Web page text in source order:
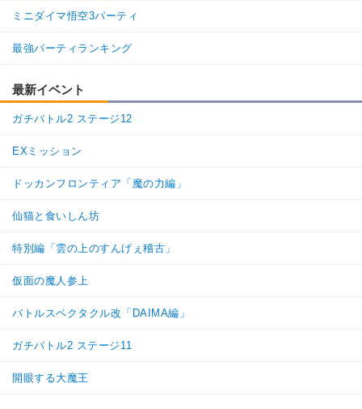
ミニダイマ悟空3パーティ
最強パーティランキング
最新イベント
ガチバトル2 ステージ12
EXミッション
ドッカンフロンティア「魔の力編」
仙猫と食いしん坊
特別編「雲の上のすんげぇ稽古」
仮面の魔人参上
バトルスペクタクル改「DAIMA編」
ガチバトル2 ステージ11
開眼する大魔王